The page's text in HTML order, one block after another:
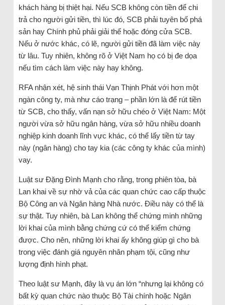
khách hàng bị thiệt hại. Nếu SCB không còn tiền để chi
trả cho người gửi tiền, thì lúc đó, SCB phải tuyên bố phá
sản hay Chính phủ phải giải thể hoặc đóng cửa SCB.
Nếu ở nước khác, có lẽ, người gửi tiền đã làm việc này
từ lâu. Tuy nhiên, không rõ ở Việt Nam họ có bị đe dọa
nếu tìm cách làm việc này hay không.
RFA nhận xét, hệ sinh thái Vạn Thịnh Phát với hơn một
ngàn công ty, mà như cáo trạng – phần lớn là để rút tiền
từ SCB, cho thấy, vấn nạn sở hữu chéo ở Việt Nam: Một
người vừa sở hữu ngân hàng, vừa sở hữu nhiều doanh
nghiệp kinh doanh lĩnh vực khác, có thể lấy tiền từ tay
này (ngân hàng) cho tay kia (các công ty khác của mình)
vay.
Luật sư Đặng Đình Mạnh cho rằng, trong phiên tòa, bà
Lan khai về sự nhờ vả của các quan chức cao cấp thuộc
Bộ Công an và Ngân hàng Nhà nước. Điều này có thể là
sự thật. Tuy nhiên, bà Lan không thể chứng minh những
lời khai của mình bằng chứng cứ có thể kiểm chứng
được. Cho nên, những lời khai ấy không giúp gì cho bà
trong việc đánh giá nguyên nhân phạm tội, cũng như
lượng định hình phạt.
Theo luật sư Mạnh, đây là vụ án lớn “nhưng lại không có
bất kỳ quan chức nào thuộc Bộ Tài chính hoặc Ngân